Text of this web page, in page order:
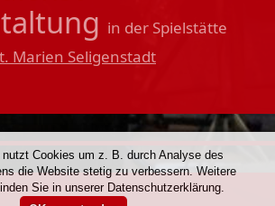
in der Spielstätte
Marien Seligenstadt
nutzt Cookies um z. B. durch Analyse des
die Website stetig zu verbessern. Weitere
Sie in unserer Datenschutzerklärung.